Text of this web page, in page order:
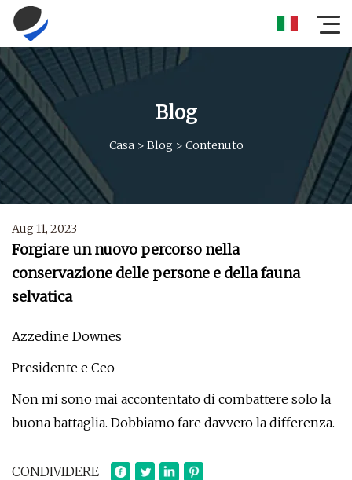
Blog
Casa > Blog > Contenuto
Aug 11, 2023
Forgiare un nuovo percorso nella
conservazione delle persone e della fauna
selvatica
Azzedine Downes
Presidente e Ceo
Non mi sono mai accontentato di combattere solo la
buona battaglia. Dobbiamo fare davvero la differenza.
CONDIVIDERE